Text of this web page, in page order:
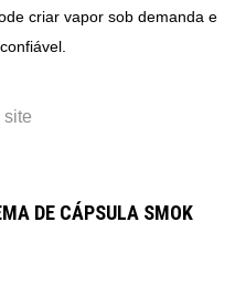
criar vapor sob demanda e
site
DE CÁPSULA SMOK